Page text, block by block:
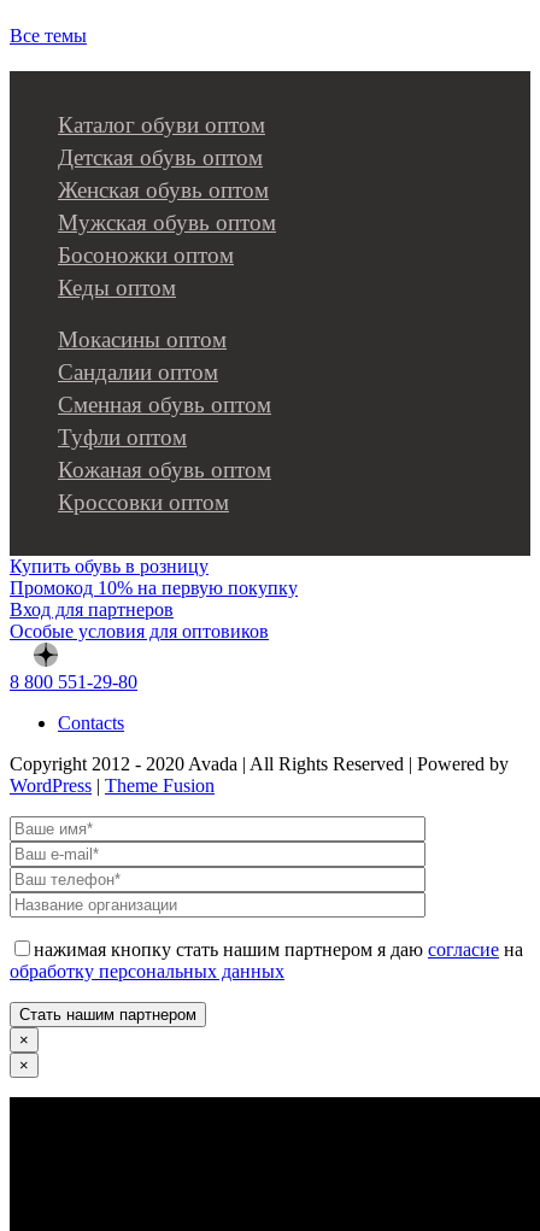
Все темы
Каталог обуви оптом
Детская обувь оптом
Женская обувь оптом
Мужская обувь оптом
Босоножки оптом
Кеды оптом
Мокасины оптом
Сандалии оптом
Сменная обувь оптом
Туфли оптом
Кожаная обувь оптом
Кроссовки оптом
Купить обувь в розницу
Промокод 10% на первую покупку
Вход для партнеров
Особые условия для оптовиков
8 800 551-29-80
Contacts
Copyright 2012 - 2020 Avada | All Rights Reserved | Powered by
WordPress | Theme Fusion
нажимая кнопку стать нашим партнером я даю согласие на
обработку персональных данных
×
×